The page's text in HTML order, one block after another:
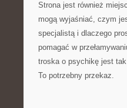
Strona jest również
mogą wyjaśniać, czym
specjalistą i dlaczego
pomagać w
troska o psychikę jest
To potrzebny przekaz.